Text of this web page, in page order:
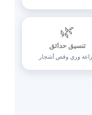
🌿
تنسيق حدائق
وري وقص أشجار